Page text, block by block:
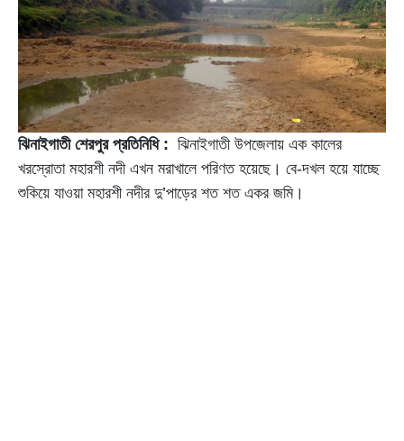
ঝিনাইগাতী শেরপুর প্রতিনিধি : ঝিনাইগাতী উপজেলায় এক কালের
খরস্রোতা মহারশী নদী এখন মরাখালে পরিণত হয়েছে। বে-দখল হয়ে যাচ্ছে
শুকিয়ে যাওয়া মহারশী নদীর দু’পাড়ের শত শত একর জমি।